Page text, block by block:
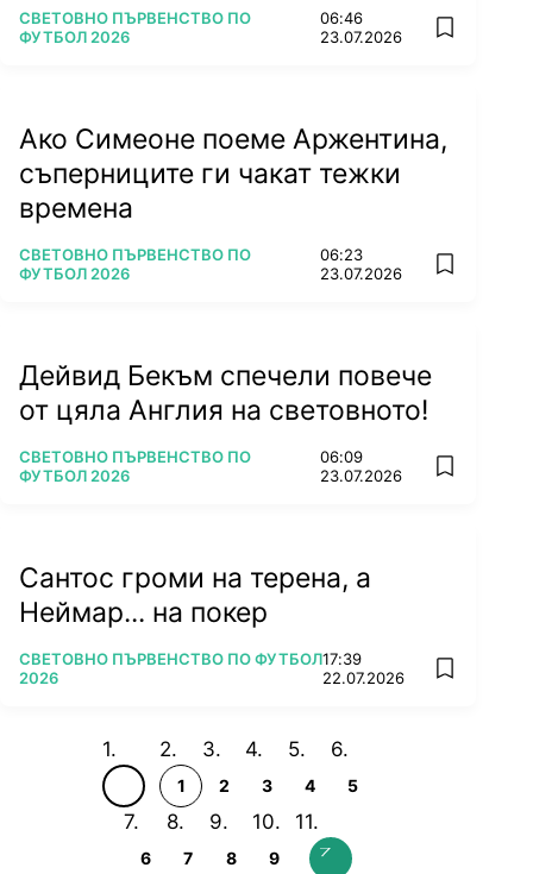
ПОВЕЧЕ ОТ
СВЕТОВНО ПЪРВЕНСТВО ПО
ФУТБОЛ 2026
06:46
23.07.2026
add
Ако Симеоне поеме Аржентина,
съперниците ги чакат тежки
времена
ПОВЕЧЕ ОТ
СВЕТОВНО ПЪРВЕНСТВО ПО
ФУТБОЛ 2026
06:23
23.07.2026
add
Дейвид Бекъм спечели повече
от цяла Англия на световното!
ПОВЕЧЕ ОТ
СВЕТОВНО ПЪРВЕНСТВО ПО
ФУТБОЛ 2026
06:09
23.07.2026
add
Сантос громи на терена, а
Неймар... на покер
ПОВЕЧЕ ОТ
СВЕТОВНО ПЪРВЕНСТВО ПО ФУТБОЛ
2026
17:39
22.07.2026
add
1 2 3 4 5
6 7 8 9